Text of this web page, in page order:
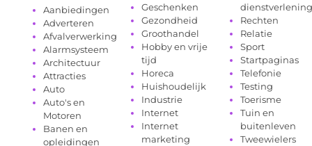
Aanbiedingen
Adverteren
Afvalverwerking
Alarmsysteem
Architectuur
Attracties
Auto
Auto's en
Motoren
Banen en
opleidingen
Geschenken
Gezondheid
Groothandel
Hobby en vrije
tijd
Horeca
Huishoudelijk
Industrie
Internet
Internet
marketing
dienstverlening
Rechten
Relatie
Sport
Startpaginas
Telefonie
Testing
Toerisme
Tuin en
buitenleven
Tweewielers